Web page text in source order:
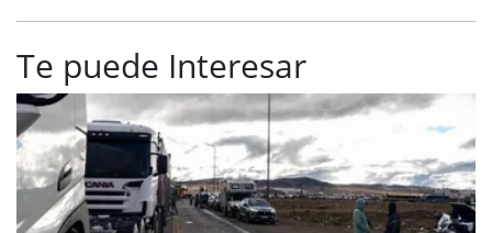
Te puede Interesar